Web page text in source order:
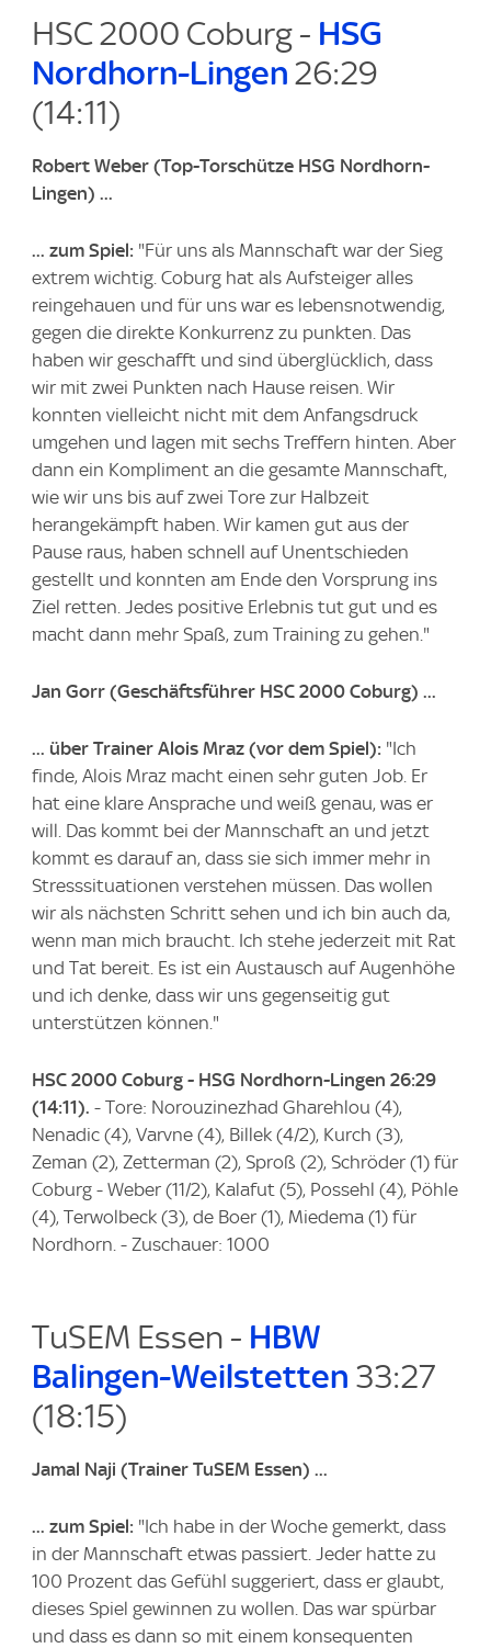
HSC 2000 Coburg - HSG
Nordhorn-Lingen 26:29
(14:11)
Robert Weber (Top-Torschütze HSG Nordhorn-
Lingen) ...
... zum Spiel: "Für uns als Mannschaft war der Sieg
extrem wichtig. Coburg hat als Aufsteiger alles
reingehauen und für uns war es lebensnotwendig,
gegen die direkte Konkurrenz zu punkten. Das
haben wir geschafft und sind überglücklich, dass
wir mit zwei Punkten nach Hause reisen. Wir
konnten vielleicht nicht mit dem Anfangsdruck
umgehen und lagen mit sechs Treffern hinten. Aber
dann ein Kompliment an die gesamte Mannschaft,
wie wir uns bis auf zwei Tore zur Halbzeit
herangekämpft haben. Wir kamen gut aus der
Pause raus, haben schnell auf Unentschieden
gestellt und konnten am Ende den Vorsprung ins
Ziel retten. Jedes positive Erlebnis tut gut und es
macht dann mehr Spaß, zum Training zu gehen."
Jan Gorr (Geschäftsführer HSC 2000 Coburg) ...
... über Trainer Alois Mraz (vor dem Spiel): "Ich
finde, Alois Mraz macht einen sehr guten Job. Er
hat eine klare Ansprache und weiß genau, was er
will. Das kommt bei der Mannschaft an und jetzt
kommt es darauf an, dass sie sich immer mehr in
Stresssituationen verstehen müssen. Das wollen
wir als nächsten Schritt sehen und ich bin auch da,
wenn man mich braucht. Ich stehe jederzeit mit Rat
und Tat bereit. Es ist ein Austausch auf Augenhöhe
und ich denke, dass wir uns gegenseitig gut
unterstützen können."
HSC 2000 Coburg - HSG Nordhorn-Lingen 26:29
(14:11). - Tore: Norouzinezhad Gharehlou (4),
Nenadic (4), Varvne (4), Billek (4/2), Kurch (3),
Zeman (2), Zetterman (2), Sproß (2), Schröder (1) für
Coburg - Weber (11/2), Kalafut (5), Possehl (4), Pöhle
(4), Terwolbeck (3), de Boer (1), Miedema (1) für
Nordhorn. - Zuschauer: 1000
TuSEM Essen - HBW
Balingen-Weilstetten 33:27
(18:15)
Jamal Naji (Trainer TuSEM Essen) ...
... zum Spiel: "Ich habe in der Woche gemerkt, dass
in der Mannschaft etwas passiert. Jeder hatte zu
100 Prozent das Gefühl suggeriert, dass er glaubt,
dieses Spiel gewinnen zu wollen. Das war spürbar
und dass es dann so mit einem konsequenten